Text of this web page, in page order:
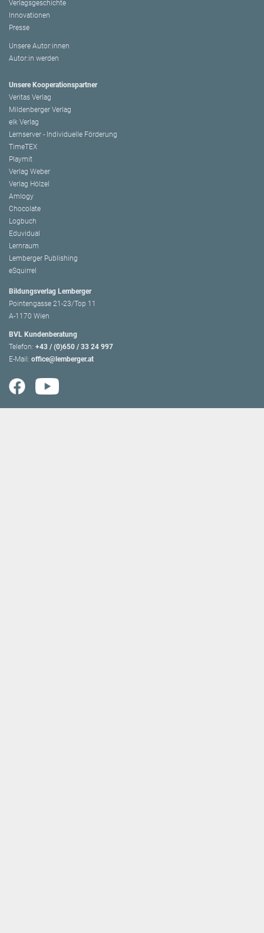
Verlagsgeschichte
Innovationen
Presse
Unsere Autor:innen
Autor:in werden
Unsere Kooperationspartner
Veritas Verlag
Mildenberger Verlag
elk Verlag
Lernserver - Individuelle Förderung
TimeTEX
Playmit
Verlag Weber
Verlag Hölzel
Amlogy
Chocolate
Logbuch
Eduvidual
Lernraum
Lemberger Publishing
eSquirrel
Bildungsverlag Lemberger
Pointengasse 21-23/Top 11
A-1170 Wien
BVL Kundenberatung
Telefon: +43 / (0)650 / 33 24 997
E-Mail: office@lemberger.at